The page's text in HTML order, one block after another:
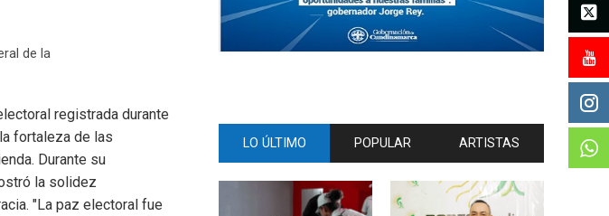
de la
registrada durante
fortaleza de las
Durante su
la solidez
"La paz electoral fue
LO ÚLTIMO POPULAR ARTISTAS